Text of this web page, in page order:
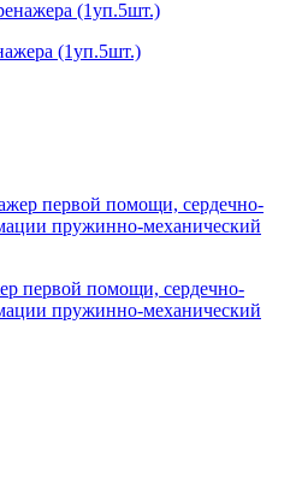
(1уп.5шт.)
первой помощи, сердечно-
пружинно-механический